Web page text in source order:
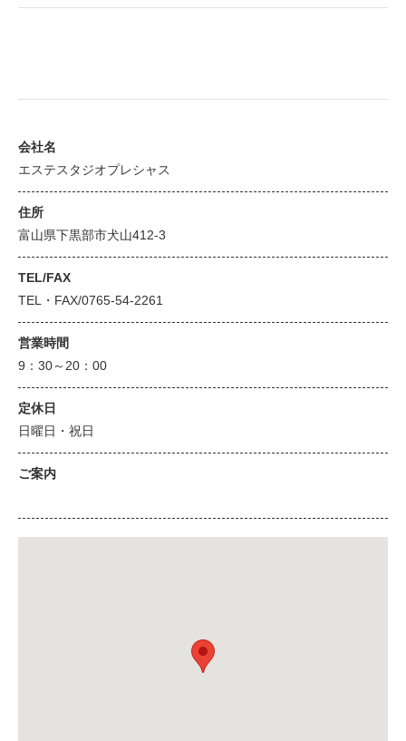
会社名
エステスタジオプレシャス
住所
富山県下黒部市犬山412-3
TEL/FAX
TEL・FAX/0765-54-2261
営業時間
9：30～20：00
定休日
日曜日・祝日
ご案内